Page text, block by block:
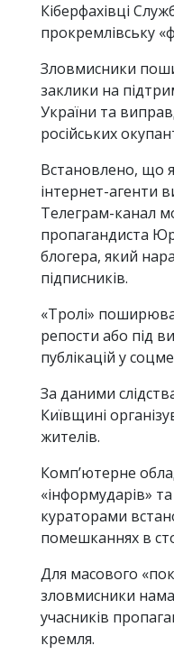
Кіберфахівці
прокремлівську
Зловмисники
заклики на
України та
російських
Встановлено, що
інтернет-агенти
Телеграм-канал
пропагандиста
блогера, який
підписників.
«Тролі»
репости або під
публікацій у
За даними
Київщині
жителів.
Комп’ютерне
«інформударів»
кураторами
помешканнях в
Для масового
зловмисники
учасників
кремля.